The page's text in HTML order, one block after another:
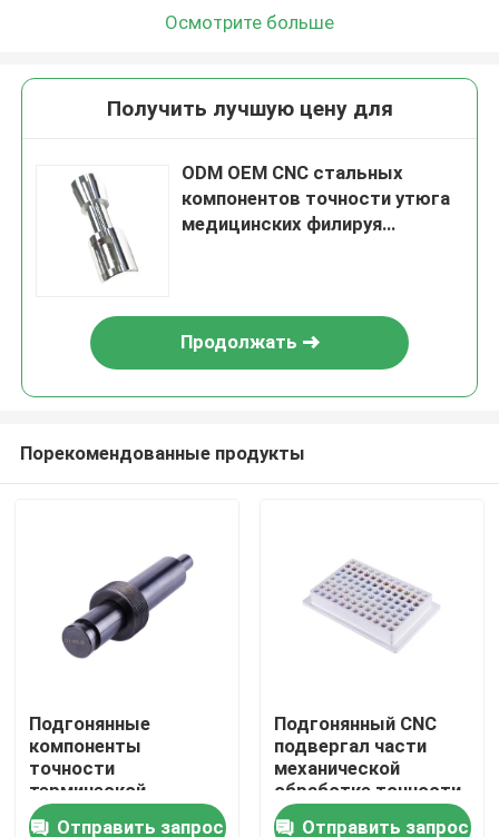
Продукты
VR - шоу
Осмотрите больше
Получить лучшую цену для
ODM OEM CNC стальных
компонентов точности утюга
медицинских филируя
Продолжать
Порекомендованные продукты
Подгонянные
компоненты
точности
термической
обработки
Отправить запрос
Подгонянный CNC
подвергал части
механической
обработке точности
для медицинского
Отправить запрос